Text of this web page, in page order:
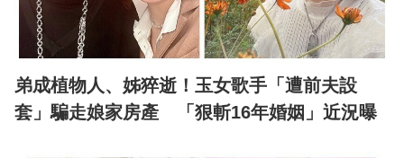
弟成植物人、姊猝逝！玉女歌手「遭前夫設
套」騙走娘家房產 「狠斬16年婚姻」近況曝